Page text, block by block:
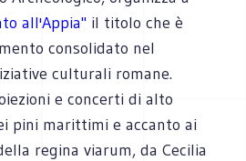
all'Appia" il titolo che è
consolidato nel
culturali romane.
e concerti di alto
pini marittimi e accanto ai
regina viarum, da Cecilia